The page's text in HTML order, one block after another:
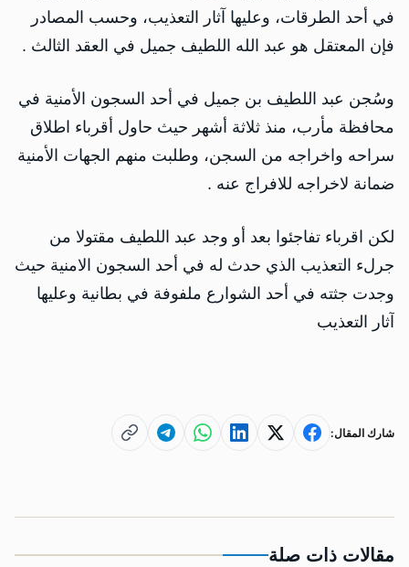
في أحد الطرقات، وعليها آثار التعذيب، وحسب المصادر
فإن المعتقل هو عبد الله اللطيف جميل في العقد الثالث .
وسُجن عبد اللطيف بن جميل في أحد السجون الأمنية في
محافظة مأرب، منذ ثلاثة أشهر حيث حاول أقرباء اطلاق
سراحه واخراجه من السجن، وطلبت منهم الجهات الأمنية
ضمانة لاخراجه للافراج عنه .
لكن اقرباء تفاجئوا بعد أو وجد عبد اللطيف مقتولا من
جرلء التعذيب الذي حدث له في أحد السجون الامنية حيث
وجدت جثته في أحد الشوارع ملفوفة في بطانية وعليها
آثار التعذيب
شارك المقال:
مقالات ذات صلة